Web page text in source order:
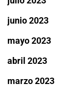
junio 2023
mayo 2023
abril 2023
marzo 2023